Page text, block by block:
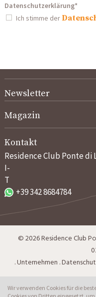
Wir verwenden Cookies für die
Datenschutzerklärung*
Ich stimme der
Newsletter
Magazin
Kontakt
Residence Club Ponte di
I-
T
+39 342 8684784
©2026Residence Club
.Unternehmen .
Besuchen Sie auch: